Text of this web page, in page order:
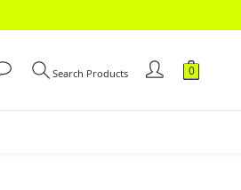
Search Products